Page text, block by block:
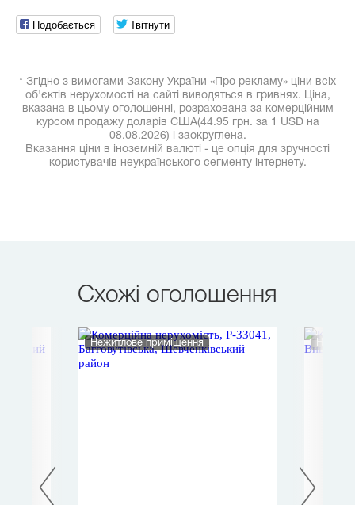
Подобається Твітнути
* Згідно з вимогами Закону України «Про рекламу» ціни всіх
об'єктів нерухомості на сайті виводяться в гривнях. Ціна,
вказана в цьому оголошенні, розрахована за комерційним
курсом продажу доларів США(44.95 грн. за 1 USD на
08.08.2026) і заокруглена.
Вказання ціни в іноземній валюті - це опція для зручності
користувачів неукраїнського сегменту інтернету.
Схожі оголошення
Нежитлове приміщення